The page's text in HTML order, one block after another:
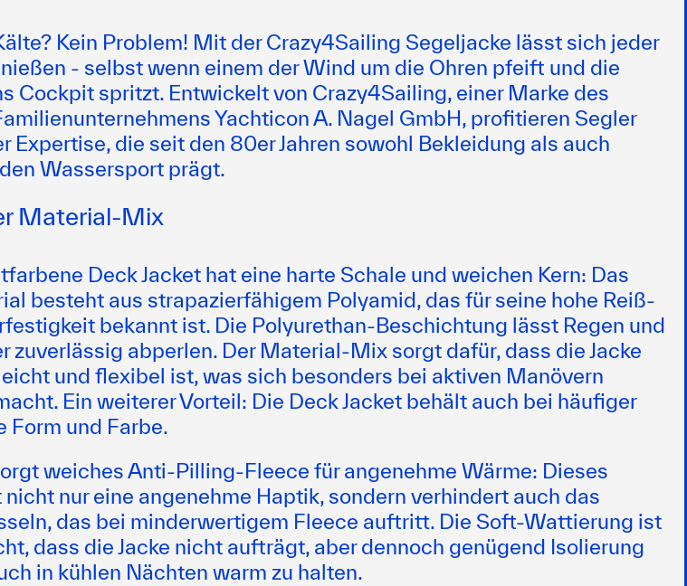
Kein Problem! Mit der Crazy4Sailing Segeljacke lässt sich jeder
- selbst wenn einem der Wind um die Ohren pfeift und die
Cockpit spritzt. Entwickelt von Crazy4Sailing, einer Marke des
Yachticon A. Nagel GmbH, profitieren Segler
Expertise, die seit den 80er Jahren sowohl Bekleidung als auch
Wassersport prägt.
Material-Mix
Deck Jacket hat eine harte Schale und weichen Kern: Das
besteht aus strapazierfähigem Polyamid, das für seine hohe Reiß-
bekannt ist. Die Polyurethan-Beschichtung lässt Regen und
zuverlässig abperlen. Der Material-Mix sorgt dafür, dass die Jacke
und flexibel ist, was sich besonders bei aktiven Manövern
Ein weiterer Vorteil: Die Deck Jacket behält auch bei häufiger
Form und Farbe.
weiches Anti-Pilling-Fleece für angenehme Wärme: Dieses
nur eine angenehme Haptik, sondern verhindert auch das
das bei minderwertigem Fleece auftritt. Die Soft-Wattierung ist
dass die Jacke nicht aufträgt, aber dennoch genügend Isolierung
in kühlen Nächten warm zu halten.